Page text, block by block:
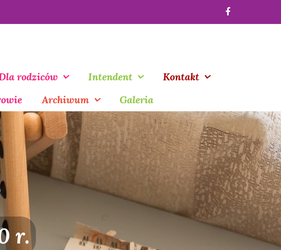
rodziców Intendent
Kontakt
Archiwum Galeria
r.